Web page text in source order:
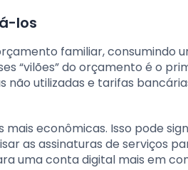
los
familiar, consumindo
“vilões” do orçamento é o
utilizadas e tarifas
econômicas. Isso pode
as assinaturas de serviços
uma conta digital mais em